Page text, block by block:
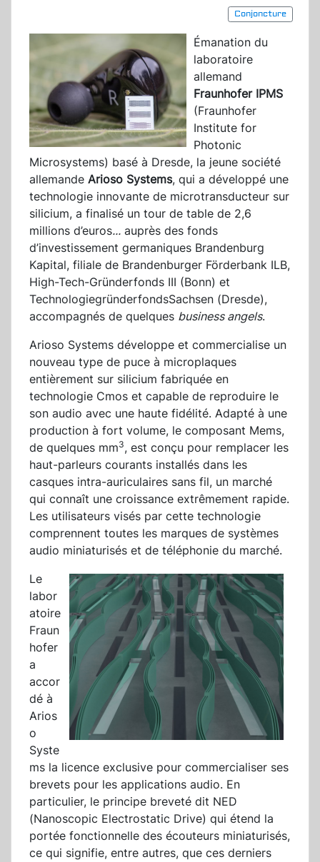
Conjoncture
Émanation du
laboratoire
allemand
Fraunhofer IPMS
(Fraunhofer
Institute for
Photonic
Microsystems) basé à Dresde, la jeune société
allemande Arioso Systems, qui a développé une
technologie innovante de microtransducteur sur
silicium, a finalisé un tour de table de 2,6
millions d’euros... auprès des fonds
d’investissement germaniques Brandenburg
Kapital, filiale de Brandenburger Förderbank ILB,
High-Tech-Gründerfonds III (Bonn) et
TechnologiegründerfondsSachsen (Dresde),
accompagnés de quelques business angels.
Arioso Systems développe et commercialise un
nouveau type de puce à microplaques
entièrement sur silicium fabriquée en
technologie Cmos et capable de reproduire le
son audio avec une haute fidélité. Adapté à une
production à fort volume, le composant Mems,
de quelques mm3, est conçu pour remplacer les
haut-parleurs courants installés dans les
casques intra-auriculaires sans fil, un marché
qui connaît une croissance extrêmement rapide.
Les utilisateurs visés par cette technologie
comprennent toutes les marques de systèmes
audio miniaturisés et de téléphonie du marché.
Le
labor
atoire
Fraun
hofer
a
accor
dé à
Arios
o
Syste
ms la licence exclusive pour commercialiser ses
brevets pour les applications audio. En
particulier, le principe breveté dit NED
(Nanoscopic Electrostatic Drive) qui étend la
portée fonctionnelle des écouteurs miniaturisés,
ce qui signifie, entre autres, que ces derniers